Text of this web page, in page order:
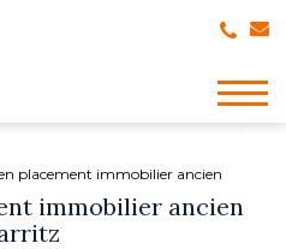
placement immobilier ancien
immobilier ancien